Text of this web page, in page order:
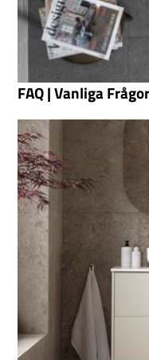
FAQ | Vanliga Frågor